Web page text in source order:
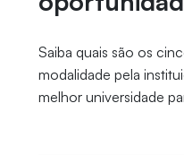
Saiba quais são os
modalidade pela
melhor universidade